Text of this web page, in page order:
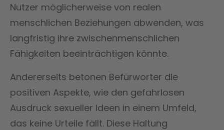
Nutzer möglicherweise von realen
menschlichen Beziehungen abwenden, was
langfristig ihre zwischenmenschlichen
Fähigkeiten beeinträchtigen könnte.
Andererseits betonen Befürworter die
positiven Aspekte, wie den gefahrlosen
Ausdruck sexueller Ideen in einem Umfeld,
das keine Urteile fällt. Diese Haltung